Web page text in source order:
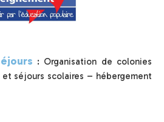
: Organisation de colonies
séjours scolaires – hébergement